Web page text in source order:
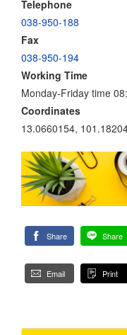
Telephone
038-950-188
Fax
038-950-194
Working Time
Monday-Friday time
Coordinates
13.0660154,
Share Share
Email Print